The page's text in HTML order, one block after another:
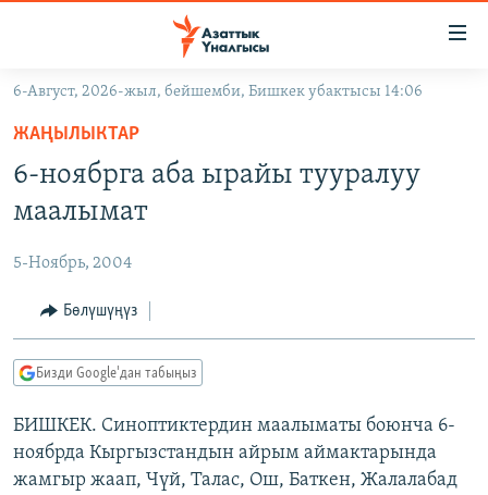
Навигацияга
өтүңүз
салыңыз
КЫРГЫЗСТАН
КЫРГЫЗСТАН
ЭКОНОМИКА
МАДАНИЯТ
БОРБОР АЗИЯ
АТАЙЫН ИЛИКТӨӨ
ТВ ПРОГРАММАЛАР
ЭКСПЕРТТЕР ТАЛДАЙТ
БИЗ ЖАНА ДҮЙНӨ
ДАНИСТЕ
ӨЗГӨЧӨ ПИКИР
Русский
6-Август, 2026-жыл, бейшемби, Бишкек убактысы 14:06
ЖАҢЫЛЫКТАР
6-ноябрга аба ырайы тууралуу
маалымат
5-Ноябрь, 2004
Бөлүшүңүз
Бизди Google'дан табыңыз
БИШКЕК. Синоптиктердин маалыматы боюнча 6-
ноябрда Кыргызстандын айрым аймактарында
жамгыр жаап, Чүй, Талас, Ош, Баткен, Жалалабад